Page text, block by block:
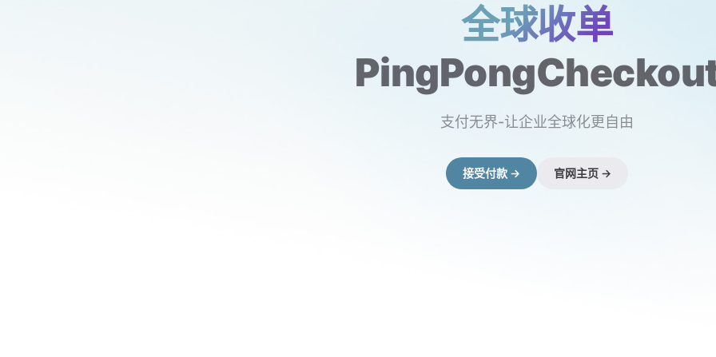
全球收单
支付无界-让企业全球化更自由
接受付款 →
官网主页 →